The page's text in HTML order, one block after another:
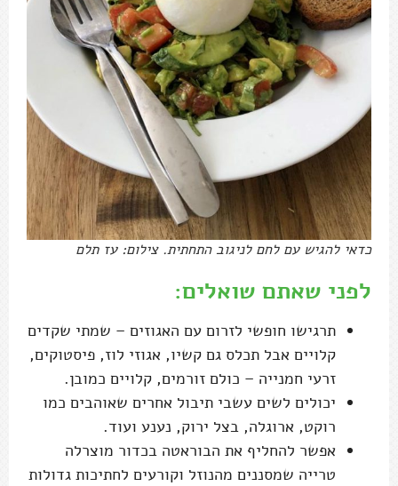
כדאי להגיש עם לחם לניגוב התחתית. צילום: עז תלם
לפני שאתם שואלים:
תרגישו חופשי לזרום עם האגוזים – שמתי שקדים
קלויים אבל תכלס גם קשיו, אגוזי לוז, פיסטוקים,
זרעי חמנייה – כולם זורמים, קלויים כמובן.
יכולים לשים עשבי תיבול אחרים שאוהבים כמו
רוקט, ארוגלה, בצל ירוק, נענע ועוד.
אפשר להחליף את הבוראטה בכדור מוצרלה
טרייה שמסננים מהנוזל וקורעים לחתיכות גדולות